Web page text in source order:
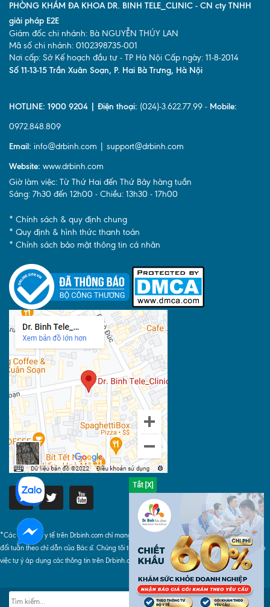
PHÒNG KHÁM ĐA KHOA DR. BINH TELE_CLINIC - CN cty TNHH
giải pháp E2E
Giám đốc chi nhánh: Bà NGUYỄN THÚY LAN
Mã số chi nhánh: 0102398735-001
Nơi cấp: Sở Kế hoạch đầu tư - TP Hà Nội Cấp ngày: 11-8-2014
Số 11-13-15 Trần Xuân Soạn, P. Hai Bà Trưng, Hà Nội
HOTLINE: 1900 9204 | Điện thoại: (024)-3.622.77.99 - Mobile:
0972.848.809
Email: info@drbinh.com | support@drbinh.com
Website: www.drbinh.com
Giờ làm việc: Từ Thứ Hai đến Thứ Bảy hàng tuần
Sáng: 7h30 đến 12h00 - Chiều: 13h30 - 17h00
* Chính sách & quy định chung
* Quy định & hình thức thanh toán
* Chính sách bảo mật thông tin cá nhân
*Các thông tin y tế trên Drbinh.com chỉ mang tính chất tham khảo, khi áp dụng phải tuyệt
đối tuân theo chỉ dẫn của Bác sĩ. Chúng tôi tuyệt đối không chịu bất cứ trách nhiệm nào do
việc tự ý áp dụng các thông tin trên Drbinh.com gây ra.